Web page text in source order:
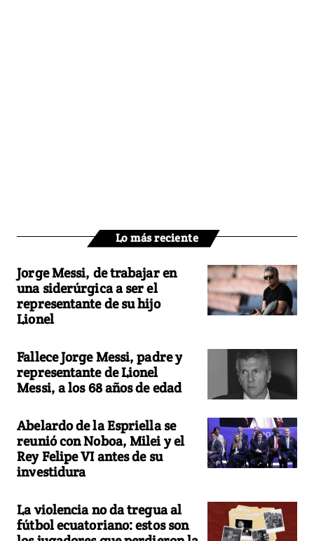
Lo más reciente
Jorge Messi, de trabajar en
una siderúrgica a ser el
representante de su hijo
Lionel
Fallece Jorge Messi, padre y
representante de Lionel
Messi, a los 68 años de edad
Abelardo de la Espriella se
reunió con Noboa, Milei y el
Rey Felipe VI antes de su
investidura
La violencia no da tregua al
fútbol ecuatoriano: estos son